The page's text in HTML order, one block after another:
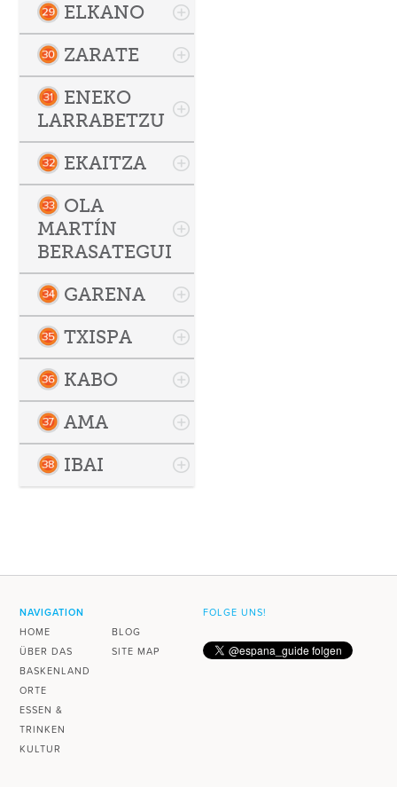
ELKANO
ZARATE
ENEKO
LARRABETZU
EKAITZA
OLA
MARTÍN
BERASATEGUI
GARENA
TXISPA
KABO
AMA
IBAI
NAVIGATION
HOME
ÜBER DAS
BASKENLAND
ORTE
ESSEN &
TRINKEN
KULTUR
BLOG
SITE MAP
FOLGE UNS!